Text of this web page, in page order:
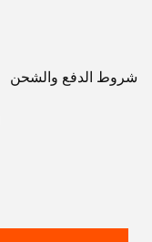
شروط الدفع والشحن